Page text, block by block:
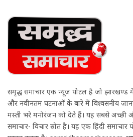
समृद्ध समाचार एक न्यूज़ पोर्टल है जो झारखण्ड
और नवीनतम घटनाओं के बारे में विश्वसनीय
मस्ती भरे मनोरंजन को देते हैं। यह सबसे अच्छी
समाचार- विचार स्रोत है। यह एक हिंदी समाचार